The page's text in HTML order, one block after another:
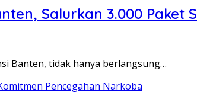
Salurkan 3.000 Paket
Banten, tidak hanya berlangsung…